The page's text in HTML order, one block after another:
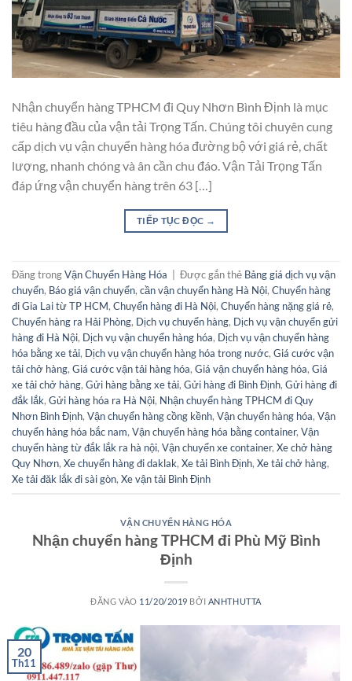
Nhận chuyển hàng TPHCM đi Quy Nhơn Bình Định là mục
tiêu hàng đầu của vận tải Trọng Tấn. Chúng tôi chuyên cung
cấp dịch vụ vận chuyển hàng hóa đường bộ với giá rẻ, chất
lượng, nhanh chóng và ân cần chu đáo. Vận Tải Trọng Tấn
đáp ứng vận chuyển hàng trên 63 […]
TIẾP TỤC ĐỌC →
Đăng trongVận Chuyển Hàng Hóa Được gắn thẻ Bảng giá dịch vụ vận
chuyển, Báo giá vận chuyển, cần vận chuyển hàng Hà Nội, Chuyển hàng
đi Gia Lai từ TP HCM, Chuyển hàng đi Hà Nội, Chuyển hàng nặng giá rẻ,
Chuyển hàng ra Hải Phòng, Dịch vụ chuyển hàng, Dịch vụ vận chuyển gửi
hàng đi Hà Nội, Dịch vụ vận chuyển hàng hóa, Dịch vụ vận chuyển hàng
hóa bằng xe tải, Dịch vụ vận chuyển hàng hóa trong nước, Giá cước vận
tải chở hàng, Giá cước vận tải hàng hóa, Giá vận chuyển hàng hóa, Giá
xe tải chở hàng, Gửi hàng bằng xe tải, Gửi hàng đi Bình Định, Gửi hàng đi
đắk lắk, Gửi hàng hóa ra Hà Nội, Nhận chuyển hàng TPHCM đi Quy
Nhơn Bình Định, Vận chuyển hàng cồng kềnh, Vận chuyển hàng hóa, Vận
chuyển hàng hóa bắc nam, Vận chuyển hàng hóa bằng container, Vận
chuyển hàng từ đắk lắk ra hà nội, Vận chuyển xe container, Xe chở hàng
Quy Nhơn, Xe chuyển hàng đi daklak, Xe tải Bình Định, Xe tải chở hàng,
Xe tải đăk lắk đi sài gòn, Xe vận tải Bình Định
VẬN CHUYỂN HÀNG HÓA
Nhận chuyển hàng TPHCM đi Phù Mỹ Bình
Định
ĐĂNG VÀO 11/20/2019 BỞI ANHTHUTTA
20
Th11